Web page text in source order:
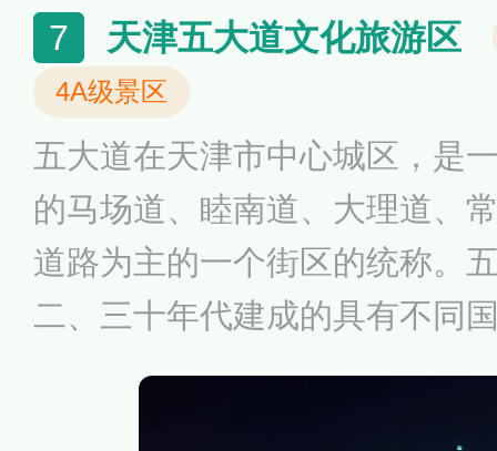
式入选“中国历史文化名街”，
级历史文化名街。太平街义兴
存完整，具有代表性的是大量
筑群。其两边骑楼多建于清末
风格独特，既有质朴中见雅趣
巴洛克风格的浪漫和辉煌。
7 天津五大道文化旅游区
4A级景区
五大道在天津市中心城区，是
的马场道、睦南道、大理道、
道路为主的一个街区的统称。
二、三十年代建成的具有不同
房屋2000多所，建筑面积达